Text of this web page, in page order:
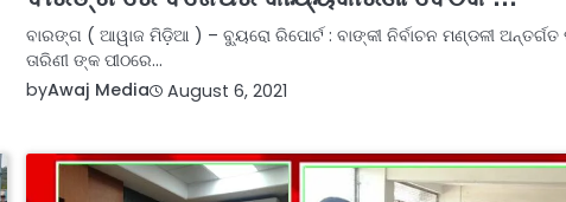
ବାରଙ୍ଗ ( ଆୱାଜ ମିଡ଼ିଆ ) – ବ୍ୟୁରୋ ରିପୋର୍ଟ : ବାଙ୍କୀ ନିର୍ବାଚନ ମଣ୍ଡଳୀ
ତାରିଣୀ ଙ୍କ ପୀଠରେ…
byAwaj Media August 6, 2021